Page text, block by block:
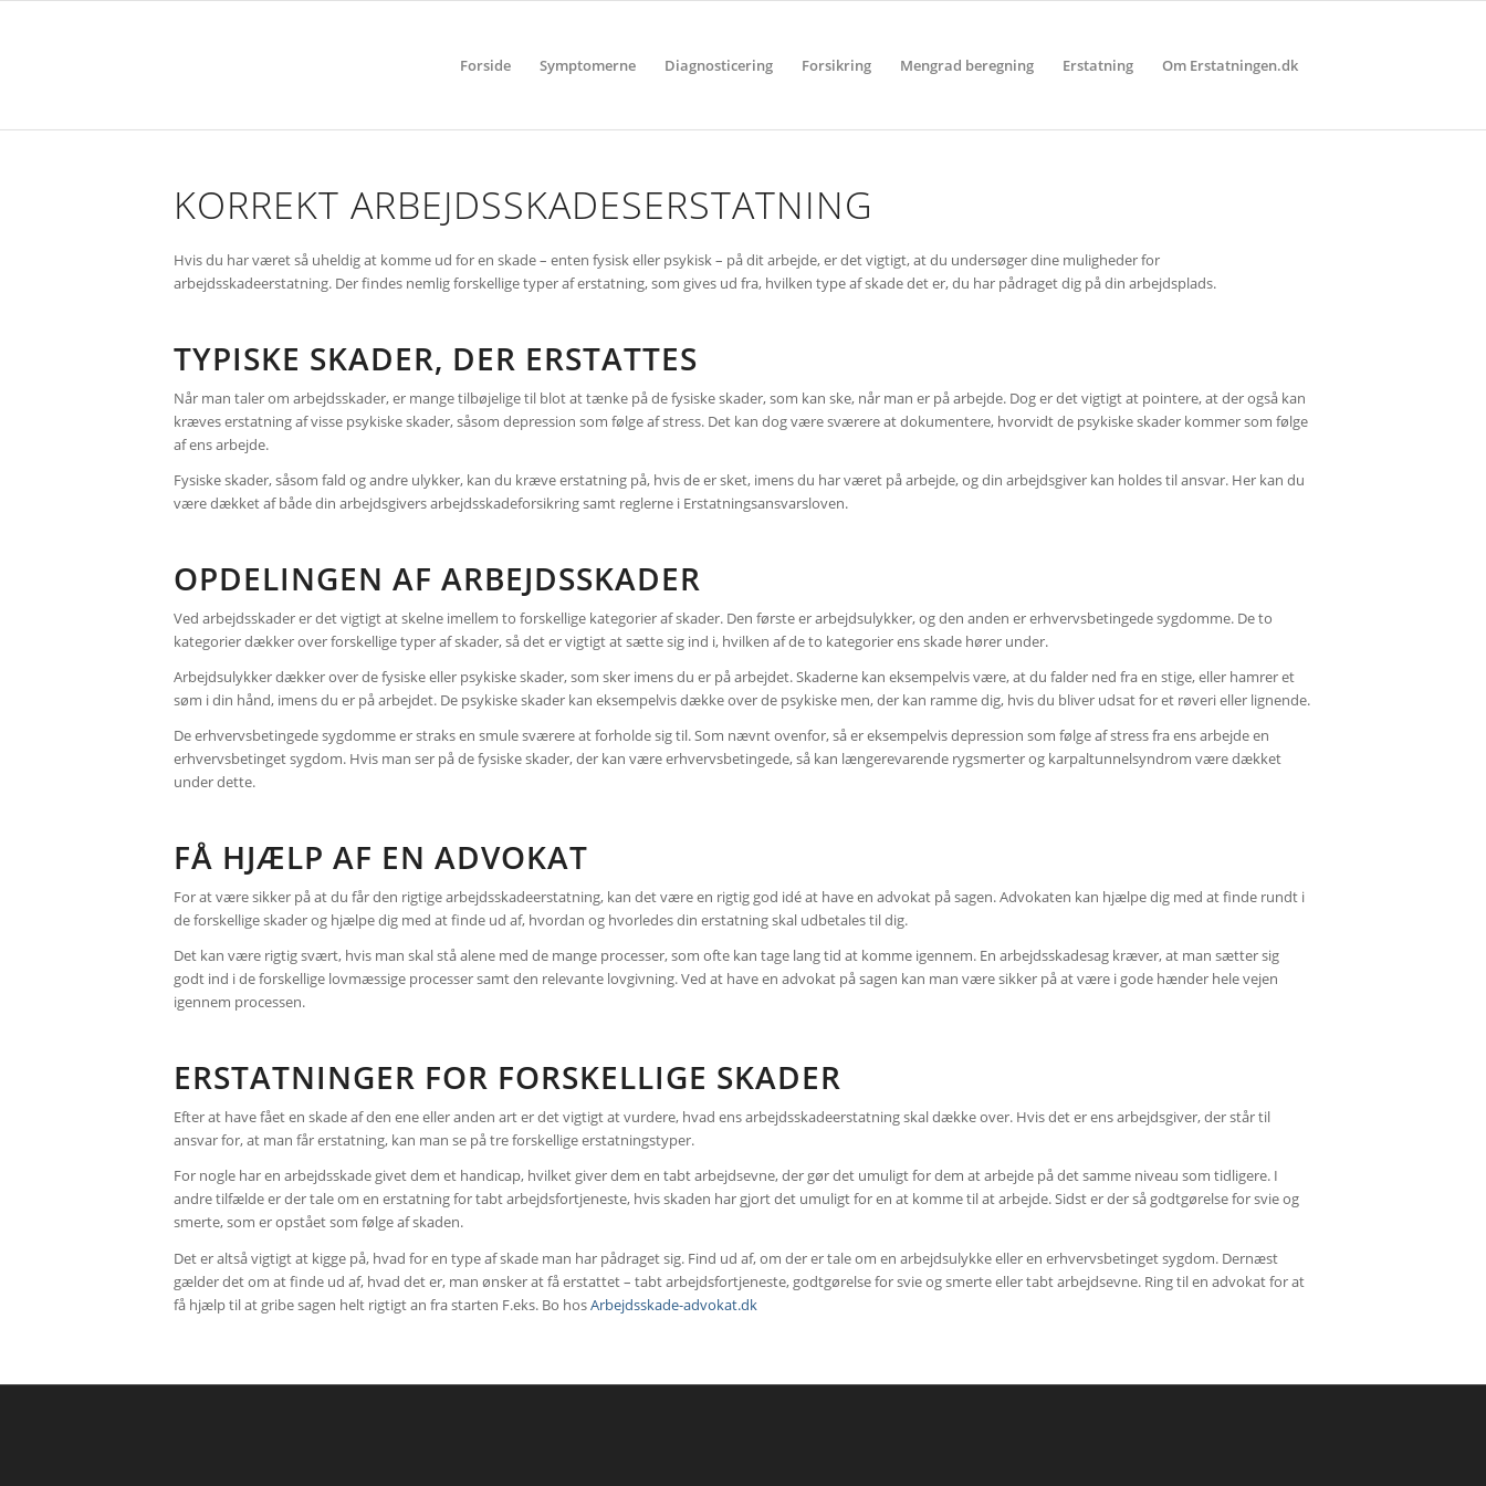
Forside Symptomerne Diagnosticering Forsikring Mengrad beregning Erstatning Om Erstatningen.dk
KORREKT ARBEJDSSKADESERSTATNING
Hvis du har været så uheldig at komme ud for en skade – enten fysisk eller psykisk – på dit arbejde, er det vigtigt, at du undersøger dine muligheder for
arbejdsskadeerstatning. Der findes nemlig forskellige typer af erstatning, som gives ud fra, hvilken type af skade det er, du har pådraget dig på din arbejdsplads.
TYPISKE SKADER, DER ERSTATTES
Når man taler om arbejdsskader, er mange tilbøjelige til blot at tænke på de fysiske skader, som kan ske, når man er på arbejde. Dog er det vigtigt at pointere, at der også kan
kræves erstatning af visse psykiske skader, såsom depression som følge af stress. Det kan dog være sværere at dokumentere, hvorvidt de psykiske skader kommer som følge
af ens arbejde.
Fysiske skader, såsom fald og andre ulykker, kan du kræve erstatning på, hvis de er sket, imens du har været på arbejde, og din arbejdsgiver kan holdes til ansvar. Her kan du
være dækket af både din arbejdsgivers arbejdsskadeforsikring samt reglerne i Erstatningsansvarsloven.
OPDELINGEN AF ARBEJDSSKADER
Ved arbejdsskader er det vigtigt at skelne imellem to forskellige kategorier af skader. Den første er arbejdsulykker, og den anden er erhvervsbetingede sygdomme. De to
kategorier dækker over forskellige typer af skader, så det er vigtigt at sætte sig ind i, hvilken af de to kategorier ens skade hører under.
Arbejdsulykker dækker over de fysiske eller psykiske skader, som sker imens du er på arbejdet. Skaderne kan eksempelvis være, at du falder ned fra en stige, eller hamrer et
søm i din hånd, imens du er på arbejdet. De psykiske skader kan eksempelvis dække over de psykiske men, der kan ramme dig, hvis du bliver udsat for et røveri eller lignende.
De erhvervsbetingede sygdomme er straks en smule sværere at forholde sig til. Som nævnt ovenfor, så er eksempelvis depression som følge af stress fra ens arbejde en
erhvervsbetinget sygdom. Hvis man ser på de fysiske skader, der kan være erhvervsbetingede, så kan længerevarende rygsmerter og karpaltunnelsyndrom være dækket
under dette.
FÅ HJÆLP AF EN ADVOKAT
For at være sikker på at du får den rigtige arbejdsskadeerstatning, kan det være en rigtig god idé at have en advokat på sagen. Advokaten kan hjælpe dig med at finde rundt i
de forskellige skader og hjælpe dig med at finde ud af, hvordan og hvorledes din erstatning skal udbetales til dig.
Det kan være rigtig svært, hvis man skal stå alene med de mange processer, som ofte kan tage lang tid at komme igennem. En arbejdsskadesag kræver, at man sætter sig
godt ind i de forskellige lovmæssige processer samt den relevante lovgivning. Ved at have en advokat på sagen kan man være sikker på at være i gode hænder hele vejen
igennem processen.
ERSTATNINGER FOR FORSKELLIGE SKADER
Efter at have fået en skade af den ene eller anden art er det vigtigt at vurdere, hvad ens arbejdsskadeerstatning skal dække over. Hvis det er ens arbejdsgiver, der står til
ansvar for, at man får erstatning, kan man se på tre forskellige erstatningstyper.
For nogle har en arbejdsskade givet dem et handicap, hvilket giver dem en tabt arbejdsevne, der gør det umuligt for dem at arbejde på det samme niveau som tidligere. I
andre tilfælde er der tale om en erstatning for tabt arbejdsfortjeneste, hvis skaden har gjort det umuligt for en at komme til at arbejde. Sidst er der så godtgørelse for svie og
smerte, som er opstået som følge af skaden.
Det er altså vigtigt at kigge på, hvad for en type af skade man har pådraget sig. Find ud af, om der er tale om en arbejdsulykke eller en erhvervsbetinget sygdom. Dernæst
gælder det om at finde ud af, hvad det er, man ønsker at få erstattet – tabt arbejdsfortjeneste, godtgørelse for svie og smerte eller tabt arbejdsevne. Ring til en advokat for at
få hjælp til at gribe sagen helt rigtigt an fra starten F.eks. Bo hosArbejdsskade-advokat.dk